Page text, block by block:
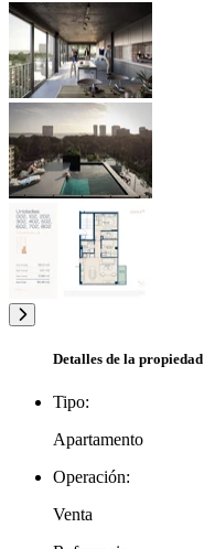
Detalles de la propiedad
Tipo:
Apartamento
Operación:
Venta